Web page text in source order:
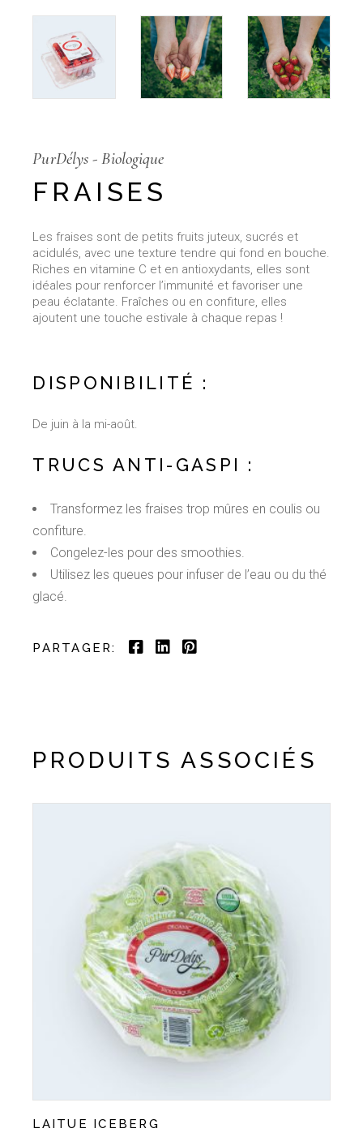
PurDélys - Biologique
FRAISES
Les fraises sont de petits fruits juteux, sucrés et
acidulés, avec une texture tendre qui fond en bouche.
Riches en vitamine C et en antioxydants, elles sont
idéales pour renforcer l’immunité et favoriser une
peau éclatante. Fraîches ou en confiture, elles
ajoutent une touche estivale à chaque repas !
DISPONIBILITÉ :
De juin à la mi-août.
TRUCS ANTI-GASPI :
Transformez les fraises trop mûres en coulis ou
confiture.
Congelez-les pour des smoothies.
Utilisez les queues pour infuser de l’eau ou du thé
glacé.
PARTAGER:
PRODUITS ASSOCIÉS
LAITUE ICEBERG